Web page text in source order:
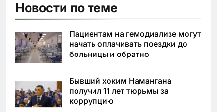
Новости по теме
Пациентам на гемодиализе могут
начать оплачивать поездки до
больницы и обратно
Бывший хоким Намангана
получил 11 лет тюрьмы за
коррупцию